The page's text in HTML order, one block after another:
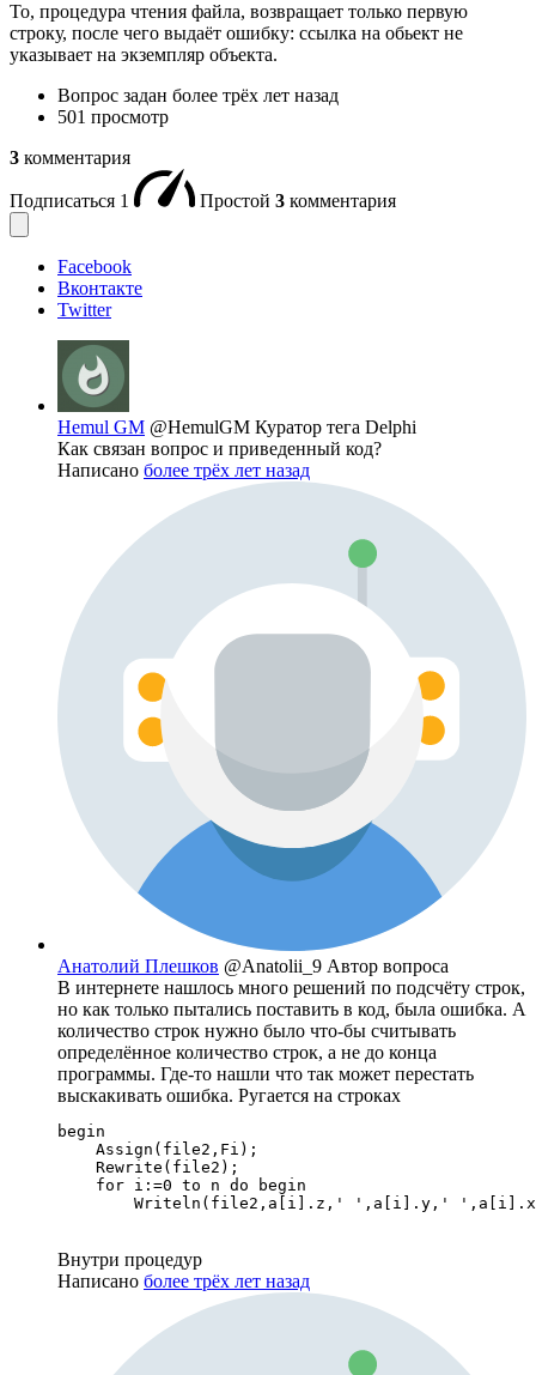
То, процедура чтения файла, возвращает только первую
строку, после чего выдаёт ошибку: ссылка на обьект не
указывает на экземпляр объекта.
Вопрос задан более трёх лет назад
501 просмотр
3 комментария
Подписаться 1 Простой 3 комментария
Facebook
Вконтакте
Twitter
Hemul GM @HemulGM Куратор тега Delphi
Как связан вопрос и приведенный код?
Написано более трёх лет назад
Анатолий Плешков @Anatolii_9 Автор вопроса
В интернете нашлось много решений по подсчёту строк,
но как только пытались поставить в код, была ошибка. А
количество строк нужно было что-бы считывать
определённое количество строк, а не до конца
программы. Где-то нашли что так может перестать
выскакивать ошибка. Ругается на строках
begin
    Assign(file2,Fi);
    Rewrite(file2);
    for i:=0 to n do begin
Writeln(file2,a[i].z,' ',a[i].y,'
Внутри процедур
Написано более трёх лет назад